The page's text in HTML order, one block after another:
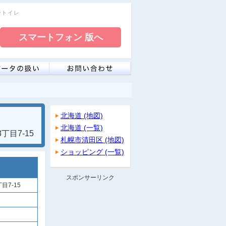
イレ
目7-15
北海道 (地図)
北海道 (一覧)
札幌市清田区 (地図)
ショッピング (一覧)
スポンサーリンク
目7-15